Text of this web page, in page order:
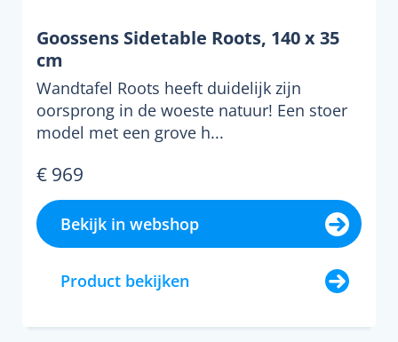
Goossens Sidetable Roots, 140 x 35
cm
Wandtafel Roots heeft duidelijk zijn
oorsprong in de woeste natuur! Een stoer
model met een grove h...
€ 969
Bekijk in webshop
Product bekijken